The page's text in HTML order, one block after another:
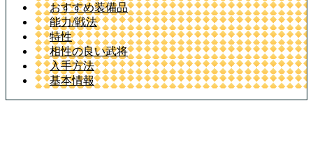
おすすめ装備品
能力/戦法
特性
相性の良い武将
入手方法
基本情報